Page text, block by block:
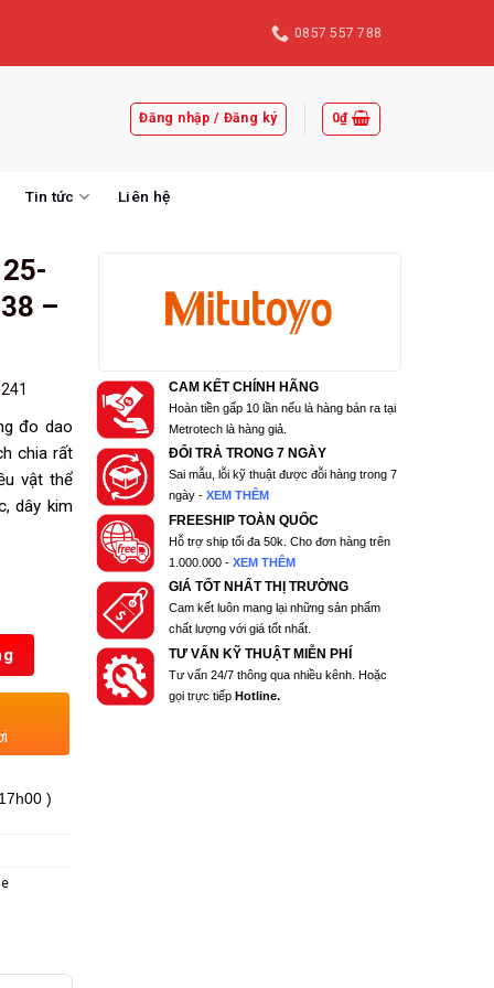
0857 557 788
Đăng nhập / Đăng ký 0₫
Tin tức Liên hệ
–
241
đo dao
chia rất
vật thể
dây kim
)
CAM KẾT CHÍNH HÃNG
Hoàn tiền gấp 10 lần nếu là hàng bán ra tại
Metrotech là hàng giả.
ĐỔI TRẢ TRONG 7 NGÀY
Sai mẫu, lỗi kỹ thuật được đỗi hàng trong 7
ngày -XEM THÊM
FREESHIP TOÀN QUỐC
Hỗ trợ ship tối đa 50k. Cho đơn hàng trên
1.000.000 -XEM THÊM
GIÁ TỐT NHẤT THỊ TRƯỜNG
Cam kết luôn mang lại những sản phẩm
chất lượng với giá tốt nhất.
TƯ VẤN KỸ THUẬT MIỄN PHÍ
Tư vấn 24/7 thông qua nhiều kênh. Hoặc
gọi trực tiếpHotline.